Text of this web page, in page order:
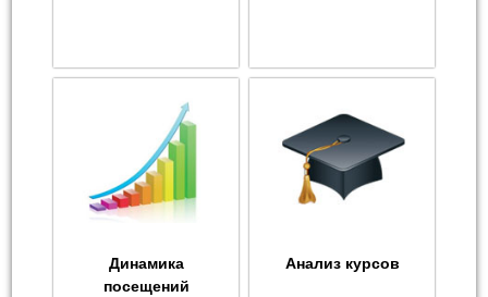
Динамика
посещений
Анализ курсов